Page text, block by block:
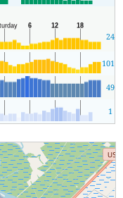
24
1018
49
1